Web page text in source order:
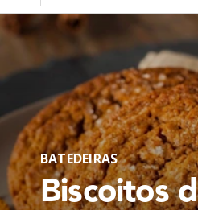
BATEDEIRAS
Biscoitos